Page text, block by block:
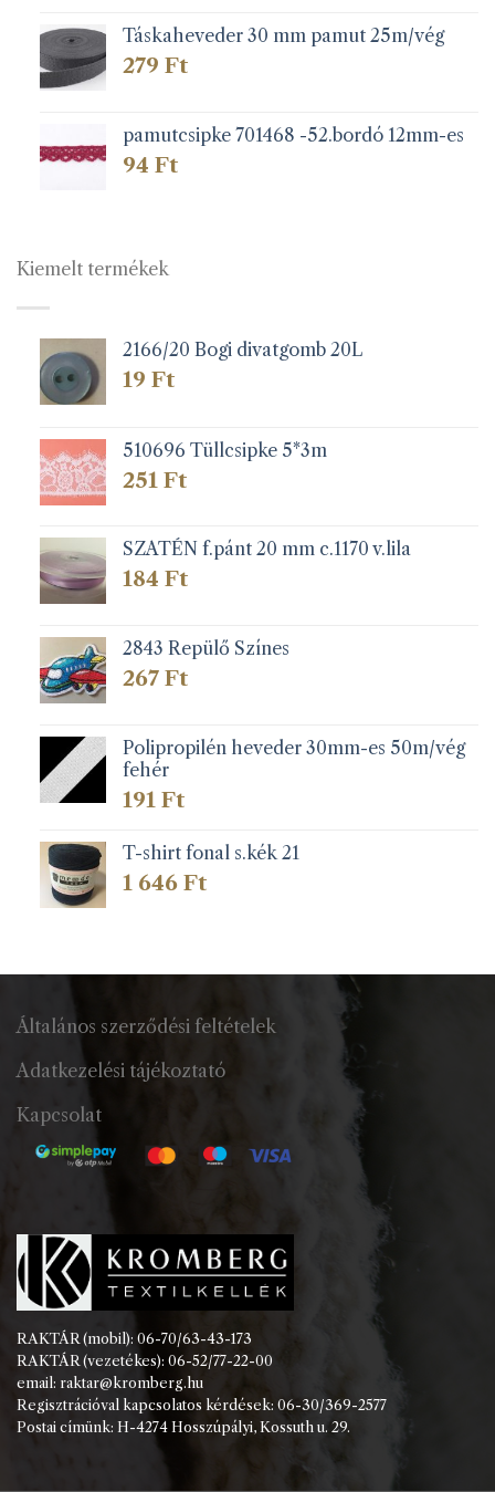
Táskaheveder 30 mm pamut 25m/vég
279 Ft
pamutcsipke 701468 -52.bordó 12mm-es
94 Ft
Kiemelt termékek
2166/20 Bogi divatgomb 20L
19 Ft
510696 Tüllcsipke 5*3m
251 Ft
SZATÉN f.pánt 20 mm c.1170 v.lila
184 Ft
2843 Repülő Színes
267 Ft
Polipropilén heveder 30mm-es 50m/vég
fehér
191 Ft
T-shirt fonal s.kék 21
1 646 Ft
Általános szerződési feltételek
Adatkezelési tájékoztató
Kapcsolat
RAKTÁR (mobil): 06-70/63-43-173
RAKTÁR (vezetékes): 06-52/77-22-00
email: raktar@kromberg.hu
Regisztrációval kapcsolatos kérdések: 06-30/369-2577
Postai címünk: H-4274 Hosszúpályi, Kossuth u. 29.